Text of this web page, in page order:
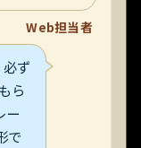
Web担当者
ず
ら
ー
で